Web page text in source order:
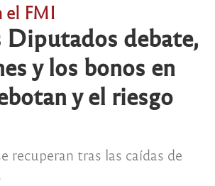
el FMI
debate,
y los bonos en
y el riesgo
recuperan tras las caídas de